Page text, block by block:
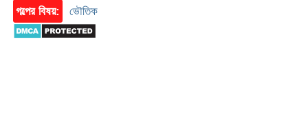
গল্পের বিষয়: ভৌতিক